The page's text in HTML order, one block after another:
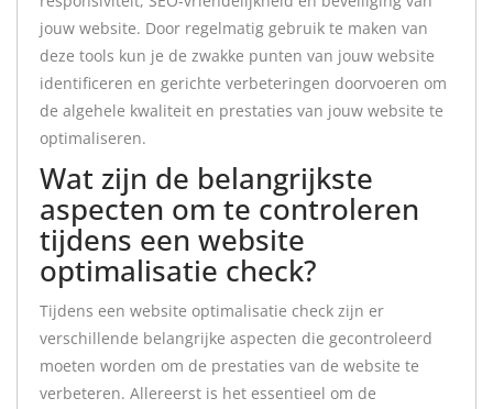
jouw website. Door regelmatig gebruik te maken van
deze tools kun je de zwakke punten van jouw website
identificeren en gerichte verbeteringen doorvoeren om
de algehele kwaliteit en prestaties van jouw website te
optimaliseren.
Wat zijn de belangrijkste
aspecten om te controleren
tijdens een website
optimalisatie check?
Tijdens een website optimalisatie check zijn er
verschillende belangrijke aspecten die gecontroleerd
moeten worden om de prestaties van de website te
verbeteren. Allereerst is het essentieel om de